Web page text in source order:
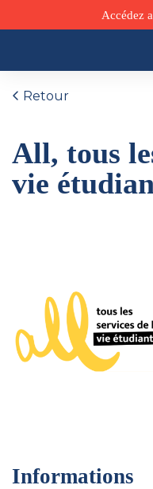
Accédez
Retour
All, tous
vie
Informations